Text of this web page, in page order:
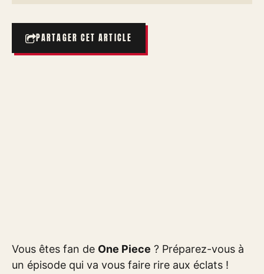
PARTAGER CET ARTICLE
Vous êtes fan de One Piece ? Préparez-vous à
un épisode qui va vous faire rire aux éclats !